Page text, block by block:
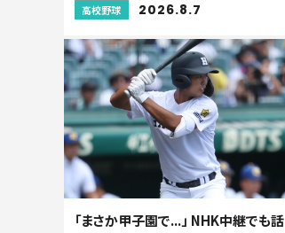
高校野球 2026.8.7
「まさか甲子園で...」 NHK中継でも話